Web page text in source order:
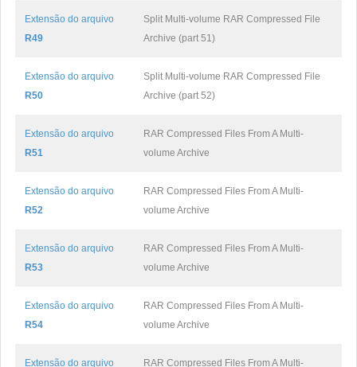
Extensão do arquivo
R49
Split Multi-volume RAR Compressed File
Archive (part 51)
Extensão do arquivo
R50
Split Multi-volume RAR Compressed File
Archive (part 52)
Extensão do arquivo
R51
RAR Compressed Files From A Multi-
volume Archive
Extensão do arquivo
R52
RAR Compressed Files From A Multi-
volume Archive
Extensão do arquivo
R53
RAR Compressed Files From A Multi-
volume Archive
Extensão do arquivo
R54
RAR Compressed Files From A Multi-
volume Archive
Extensão do arquivo
RAR Compressed Files From A Multi-